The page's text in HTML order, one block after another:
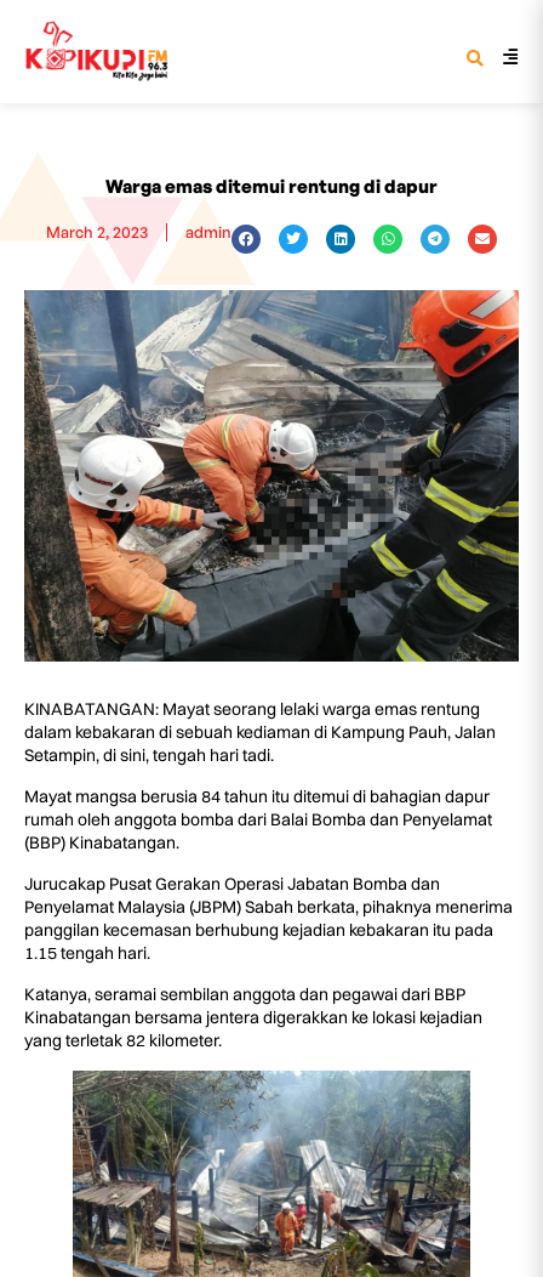
Warga emas ditemui rentung di dapur
March 2, 2023 admin
KINABATANGAN: Mayat seorang lelaki warga emas rentung
dalam kebakaran di sebuah kediaman di Kampung Pauh, Jalan
Setampin, di sini, tengah hari tadi.
Mayat mangsa berusia 84 tahun itu ditemui di bahagian dapur
rumah oleh anggota bomba dari Balai Bomba dan Penyelamat
(BBP) Kinabatangan.
Jurucakap Pusat Gerakan Operasi Jabatan Bomba dan
Penyelamat Malaysia (JBPM) Sabah berkata, pihaknya menerima
panggilan kecemasan berhubung kejadian kebakaran itu pada
1.15 tengah hari.
Katanya, seramai sembilan anggota dan pegawai dari BBP
Kinabatangan bersama jentera digerakkan ke lokasi kejadian
yang terletak 82 kilometer.